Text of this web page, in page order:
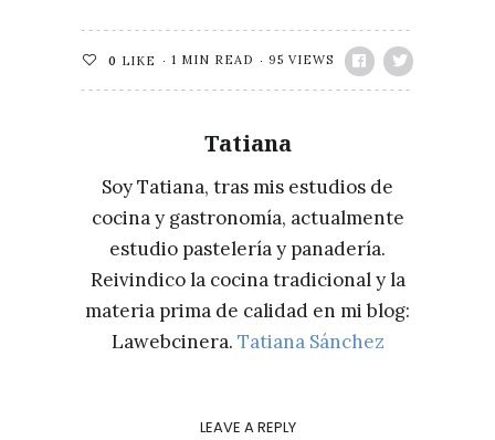
0 LIKE 1 MIN READ 95 VIEWS
Tatiana
Soy Tatiana, tras mis estudios de
cocina y gastronomía, actualmente
estudio pastelería y panadería.
Reivindico la cocina tradicional y la
materia prima de calidad en mi blog:
Lawebcinera. Tatiana Sánchez
LEAVE A REPLY